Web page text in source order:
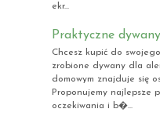
ekr...
Praktyczne
Chcesz kupić do
zrobione dywany dla
domowym znajduje się
Proponujemy najlepsze
oczekiwania i b�...